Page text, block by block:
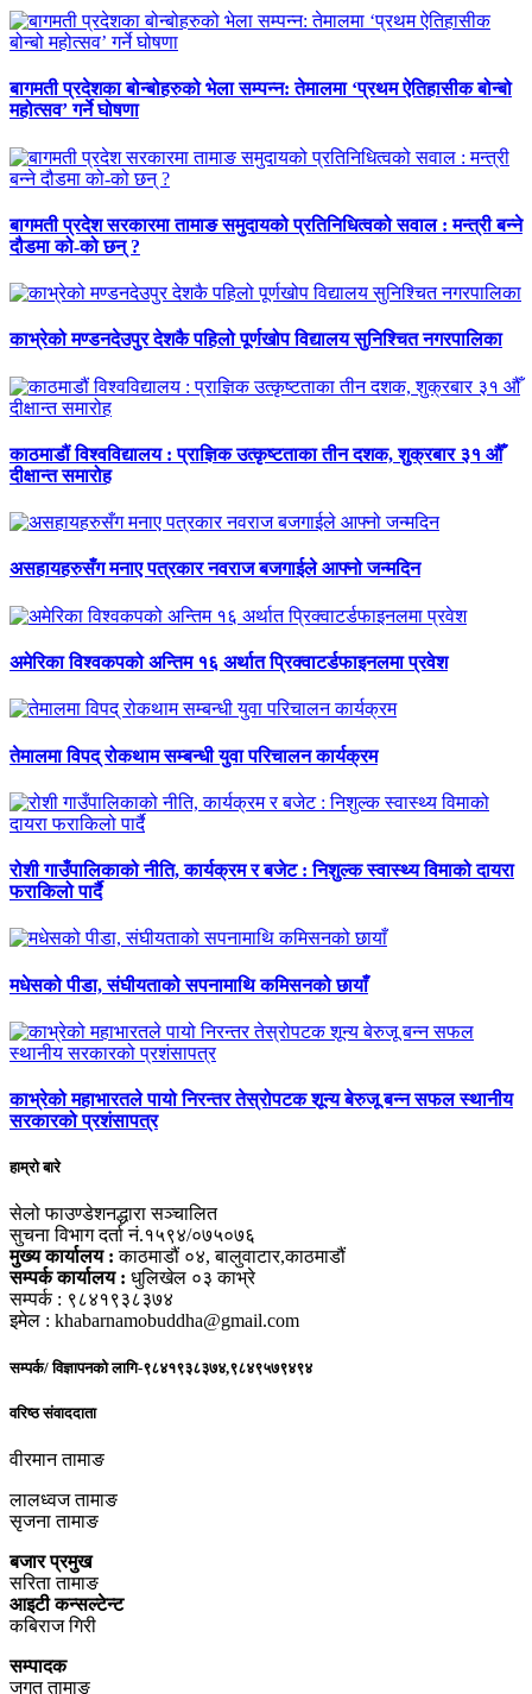
बागमती प्रदेशका बोन्बोहरुको भेला सम्पन्न: तेमालमा ‘प्रथम ऐतिहासीक बोन्बो
महोत्सव’ गर्ने घोषणा
बागमती प्रदेश सरकारमा तामाङ समुदायको प्रतिनिधित्वको सवाल : मन्त्री बन्ने
दौडमा को‐को छन् ?
काभ्रेको मण्डनदेउपुर देशकै पहिलो पूर्णखोप विद्यालय सुनिश्चित नगरपालिका
काठमाडौं विश्वविद्यालय : प्राज्ञिक उत्कृष्टताका तीन दशक, शुक्रबार ३१ औँ
दीक्षान्त समारोह
असहायहरुसँग मनाए पत्रकार नवराज बजगाईले आफ्नो जन्मदिन
अमेरिका विश्वकपको अन्तिम १६ अर्थात प्रिक्वाटर्डफाइनलमा प्रवेश
तेमालमा विपद् रोकथाम सम्बन्धी युवा परिचालन कार्यक्रम
रोशी गाउँपालिकाको नीति, कार्यक्रम र बजेट : निशुल्क स्वास्थ्य विमाको दायरा
फराकिलो पार्दै
मधेसको पीडा, संघीयताको सपनामाथि कमिसनको छायाँ
काभ्रेको महाभारतले पायो निरन्तर तेस्रोपटक शून्य बेरुजू बन्न सफल स्थानीय
सरकारको प्रशंसापत्र
हाम्रो बारे
सेलो फाउण्डेशनद्धारा सञ्चालित
सुचना विभाग दर्ता नं.१५९४/०७५०७६
मुख्य कार्यालय : काठमाडौं ०४, बालुवाटार,काठमाडौं
सम्पर्क कार्यालय : धुलिखेल ०३ काभ्रे
सम्पर्क : ९८४१९३८३७४
इमेल : khabarnamobuddha@gmail.com
सम्पर्क/ विज्ञापनको लागि-९८४१९३८३७४,९८४९५७९४९४
वरिष्ठ संवाददाता
वीरमान तामाङ
लालध्वज तामाङ
सृजना तामाङ
बजार प्रमुख
सरिता तामाङ
आइटी कन्सल्टेन्ट
कबिराज गिरी
सम्पादक
जगत तामाङ